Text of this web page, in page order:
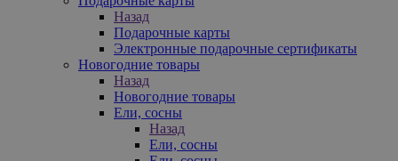
Назад
Подарочные карты
Электронные подарочные сертификаты
Новогодние товары
Назад
Новогодние товары
Ели, сосны
Назад
Ели, сосны